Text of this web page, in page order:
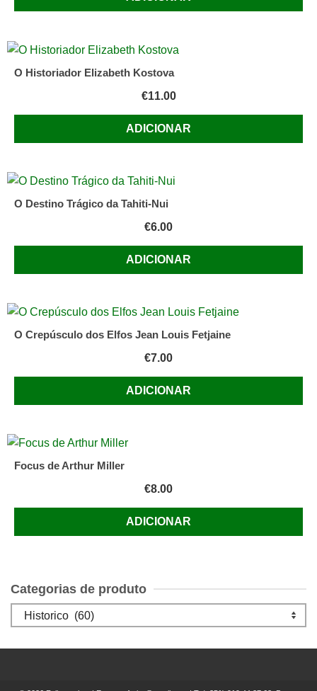
O Historiador Elizabeth Kostova
€11.00
ADICIONAR
O Destino Trágico da Tahiti-Nui
€6.00
ADICIONAR
O Crepúsculo dos Elfos Jean Louis Fetjaine
€7.00
ADICIONAR
Focus de Arthur Miller
€8.00
ADICIONAR
Categorias de produto